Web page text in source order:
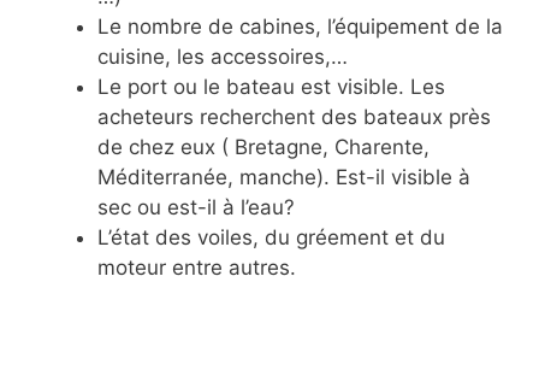
Le nombre de cabines, l’équipement de la
cuisine, les accessoires,…
Le port ou le bateau est visible. Les
acheteurs recherchent des bateaux près
de chez eux ( Bretagne, Charente,
Méditerranée, manche). Est-il visible à
sec ou est-il à l’eau?
L’état des voiles, du gréement et du
moteur entre autres.